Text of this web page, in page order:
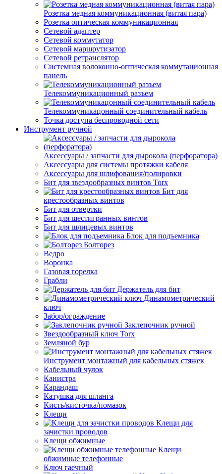
Розетка медная коммуникационная (витая пара)
Розетка оптическая коммуникационная
Сетевой адаптер
Сетевой коммутатор
Сетевой маршрутизатор
Сетевой ретранслятор
Системная волоконно-оптическая коммутационная
панель
Телекоммуникационный разъем
Телекоммуникацонный соединительный кабель
Точка доступа беспроводной сети
Инструмент ручной
Аксессуары / запчасти для дырокола (перфоратора)
Аксессуары для системы протяжки кабеля
Аксессуары для шлифования/полировки
Бит для звездообразных винтов Torx
Бит для
крестообразных винтов
Бит для отвертки
Бит для шестигранных винтов
Бит для шлицевых винтов
Блок для подъемника
Болторез
Ведро
Воронка
Газовая горелка
Грабли
Держатель для бит
Динамометрический
ключ
Забор/ограждение
Заклепочник ручной
Звездообразный ключ Torx
Земляной бур
Инструмент монтажный для кабельных стяжек
Кабельный чулок
Канистра
Карандаш
Катушка для шланга
Кисть/кисточка/помазок
Клещи
Клещи для
зачистки проводов
Клещи обжимные
Клещи
обжимные телефонные
Ключ гаечный